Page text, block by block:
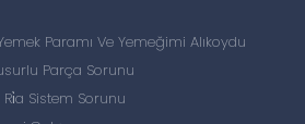
Paramı Ve Yemeğimi Alıkoydu
Parça Sorunu
Ri̇a Sistem Sorunu